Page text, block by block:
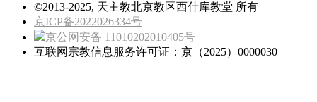
©2013-2025, 天主教北京教区西什库教堂 所有
京ICP备2022026334号
京公网安备 11010202010405号
互联网宗教信息服务许可证：京（2025）0000030